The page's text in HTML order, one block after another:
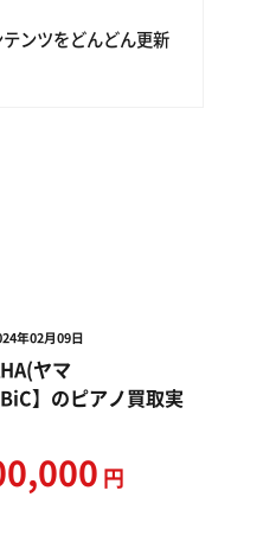
ンツをどんどん更新
年02月09日
ヤマ
】のピアノ買取実
円